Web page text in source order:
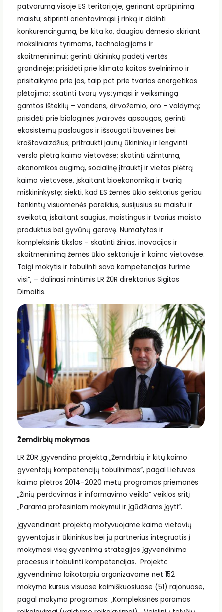
patvarumą visoje ES teritorijoje, gerinant aprūpinimą
maistu; stiprinti orientavimąsi į rinką ir didinti
konkurencingumą, be kita ko, daugiau dėmesio skiriant
moksliniams tyrimams, technologijoms ir
skaitmeninimui; gerinti ūkininkų padėtį vertės
grandinėje; prisidėti prie klimato kaitos švelninimo ir
prisitaikymo prie jos, taip pat prie tvarios energetikos
plėtojimo; skatinti tvarų vystymąsi ir veiksmingą
gamtos išteklių – vandens, dirvožemio, oro – valdymą;
prisidėti prie biologinės įvairovės apsaugos, gerinti
ekosistemų paslaugas ir išsaugoti buveines bei
kraštovaizdžius; pritraukti jaunų ūkininkų ir lengvinti
verslo plėtrą kaimo vietovėse; skatinti užimtumą,
ekonomikos augimą, socialinę įtrauktį ir vietos plėtrą
kaimo vietovėse, įskaitant bioekonomiką ir tvarią
miškininkystę; siekti, kad ES žemės ūkio sektorius geriau
tenkintų visuomenės poreikius, susijusius su maistu ir
sveikata, įskaitant saugius, maistingus ir tvarius maisto
produktus bei gyvūnų gerovę. Numatytas ir
kompleksinis tikslas – skatinti žinias, inovacijas ir
skaitmeninimą žemės ūkio sektoriuje ir kaimo vietovėse.
Taigi mokytis ir tobulinti savo kompetencijas turime
visi“, – dalinasi mintimis LR ŽŪR direktorius Sigitas
Dimaitis.
Žemdirbių mokymas
LR ŽŪR įgyvendina projektą „Žemdirbių ir kitų kaimo
gyventojų kompetencijų tobulinimas“, pagal Lietuvos
kaimo plėtros 2014–2020 metų programos priemonės
„Žinių perdavimas ir informavimo veikla“ veiklos sritį
„Parama profesiniam mokymui ir įgūdžiams įgyti“.
Įgyvendinant projektą motyvuojame kaimo vietovių
gyventojus ir ūkininkus bei jų partnerius integruotis į
mokymosi visą gyvenimą strategijos įgyvendinimo
procesus ir tobulinti kompetencijas. Projekto
įgyvendinimo laikotarpiu organizavome net 152
mokymo kursus visuose kaimiškuosiuose (51) rajonuose,
pagal mokymo programas: „Kompleksinės paramos